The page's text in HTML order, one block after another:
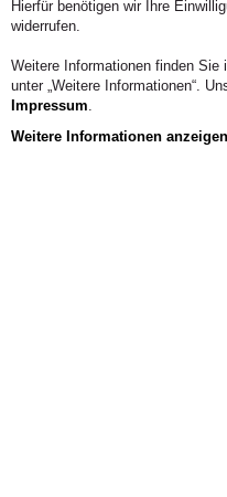
Fachbereich Bildende
Pädagogik-Therapie
Telefon:02222 9321 1505
Zeiten:MO-DO, Termine
KONTAKT
Hierfür benötigen wir Ihre
widerrufen.
Weitere Informationen finden Sie
unter „Weitere Informationen“.
Impressum.
Weitere Informationen anzeigen